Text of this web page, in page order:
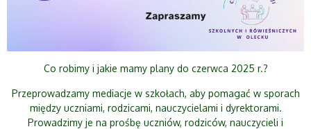
Co robimy i jakie mamy plany do czerwca 2025 r.?
Przeprowadzamy mediacje w szkołach, aby pomagać w sporach
między uczniami, rodzicami, nauczycielami i dyrektorami.
Prowadzimy je na prośbę uczniów, rodziców, nauczycieli i